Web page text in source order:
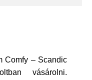
Comfy – Scandic
vásárolni.